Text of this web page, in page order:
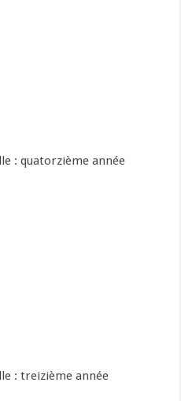
: quatorzième année
: treizième année